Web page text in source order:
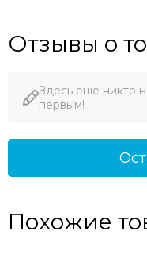
Отзывы о
Здесь еще никто
первым!
Похожие